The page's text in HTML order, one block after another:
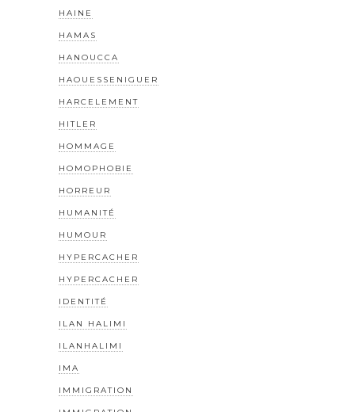
HAINE
HAMAS
HANOUCCA
HAOUESSENIGUER
HARCELEMENT
HITLER
HOMMAGE
HOMOPHOBIE
HORREUR
HUMANITÉ
HUMOUR
HYPERCACHER
HYPERCACHER
IDENTITÉ
ILAN HALIMI
ILANHALIMI
IMA
IMMIGRATION